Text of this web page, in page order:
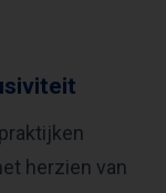
herzien van